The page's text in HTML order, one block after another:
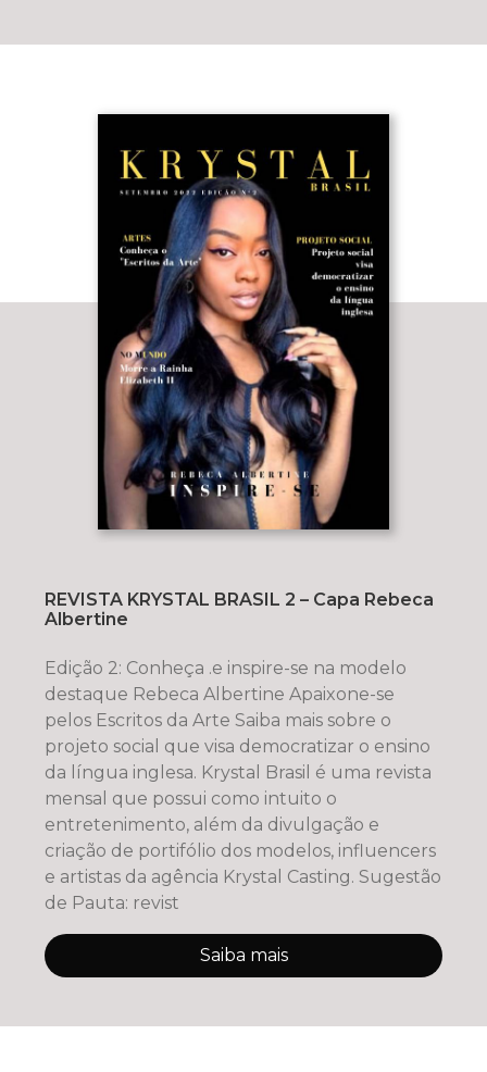
REVISTA KRYSTAL BRASIL 2 – Capa Rebeca
Albertine
Edição 2: Conheça .e inspire-se na modelo
destaque Rebeca Albertine Apaixone-se
pelos Escritos da Arte Saiba mais sobre o
projeto social que visa democratizar o ensino
da língua inglesa. Krystal Brasil é uma revista
mensal que possui como intuito o
entretenimento, além da divulgação e
criação de portifólio dos modelos, influencers
e artistas da agência Krystal Casting. Sugestão
de Pauta: revist
Saiba mais